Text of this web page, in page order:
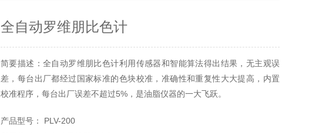
全自动罗维朋比色计
简要描述：全自动罗维朋比色计利用传感器和智能算法得出结果，无主观误
差，每台出厂都经过国家标准的色块校准，准确性和重复性大大提高，内置
校准程序，每台出厂误差不超过5%，是油脂仪器的一大飞跃。
产品型号： PLV-200